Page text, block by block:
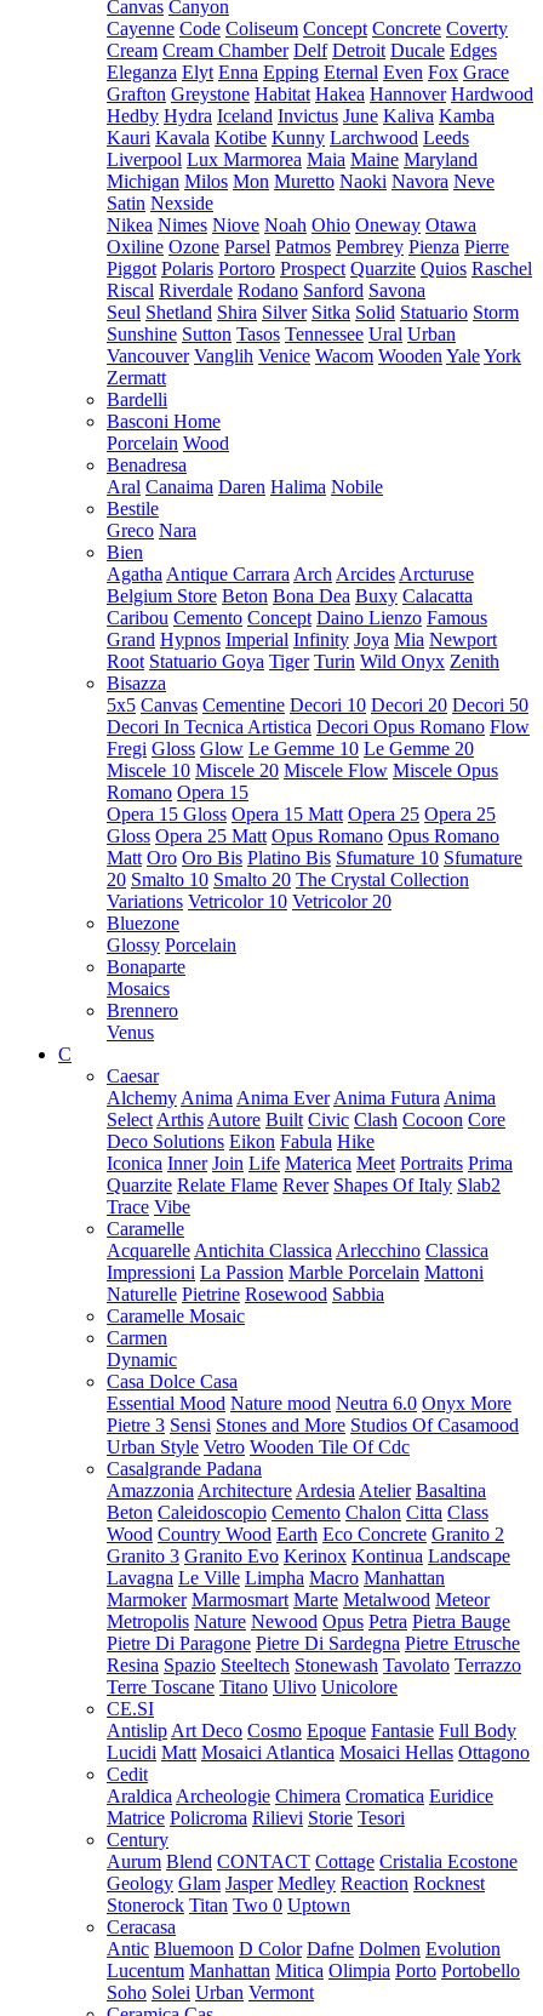
Canvas Canyon
Cayenne Code Coliseum Concept Concrete Coverty
Cream Cream Chamber Delf Detroit Ducale Edges
Eleganza Elyt Enna Epping Eternal Even Fox Grace
Grafton Greystone Habitat Hakea Hannover Hardwood
Hedby Hydra Iceland Invictus June Kaliva Kamba
Kauri Kavala Kotibe Kunny Larchwood Leeds
Liverpool Lux Marmorea Maia Maine Maryland
Michigan Milos Mon Muretto Naoki Navora Neve
Satin Nexside
Nikea Nimes Niove Noah Ohio Oneway Otawa
Oxiline Ozone Parsel Patmos Pembrey Pienza Pierre
Piggot Polaris Portoro Prospect Quarzite Quios Raschel
Riscal Riverdale Rodano Sanford Savona
Seul Shetland Shira Silver Sitka Solid Statuario Storm
Sunshine Sutton Tasos Tennessee Ural Urban
Vancouver Vanglih Venice Wacom Wooden YaleYork
Zermatt
Bardelli
Basconi Home
Porcelain Wood
Benadresa
Aral Canaima Daren Halima Nobile
Bestile
Greco Nara
Bien
Agatha Antique Carrara Arch Arcides Arcturuse
Belgium Store Beton Bona Dea Buxy Calacatta
Caribou Cemento Concept Daino Lienzo Famous
Grand Hypnos Imperial Infinity Joya Mia Newport
Root Statuario Goya Tiger Turin Wild Onyx Zenith
Bisazza
5x5 Canvas Cementine Decori 10 Decori 20 Decori 50
Decori In Tecnica Artistica Decori Opus Romano Flow
Fregi Gloss Glow Le Gemme 10 Le Gemme 20
Miscele 10 Miscele 20 Miscele Flow Miscele Opus
Romano Opera 15
Opera 15 Gloss Opera 15 Matt Opera 25 Opera 25
Gloss Opera 25 Matt Opus Romano Opus Romano
Matt Oro Oro Bis Platino Bis Sfumature 10 Sfumature
20 Smalto 10 Smalto 20 The Crystal Collection
Variations Vetricolor 10 Vetricolor 20
Bluezone
Glossy Porcelain
Bonaparte
Mosaics
Brennero
Venus
C
Caesar
Alchemy Anima Anima Ever Anima Futura Anima
Select Arthis Autore Built Civic Clash Cocoon Core
Deco Solutions Eikon Fabula Hike
Iconica Inner Join Life Materica Meet Portraits Prima
Quarzite Relate Flame Rever Shapes Of Italy Slab2
Trace Vibe
Caramelle
Acquarelle Antichita Classica Arlecchino Classica
Impressioni La Passion Marble Porcelain Mattoni
Naturelle Pietrine Rosewood Sabbia
Caramelle Mosaic
Carmen
Dynamic
Casa Dolce Casa
Essential Mood Nature mood Neutra 6.0 Onyx More
Pietre 3 Sensi Stones and More Studios Of Casamood
Urban Style Vetro Wooden Tile Of Cdc
Casalgrande Padana
Amazzonia Architecture Ardesia Atelier Basaltina
Beton Caleidoscopio Cemento Chalon Citta Class
Wood Country Wood Earth Eco Concrete Granito 2
Granito 3 Granito Evo Kerinox Kontinua Landscape
Lavagna Le Ville Limpha Macro Manhattan
Marmoker Marmosmart Marte Metalwood Meteor
Metropolis Nature Newood Opus Petra Pietra Bauge
Pietre Di Paragone Pietre Di Sardegna Pietre Etrusche
Resina Spazio Steeltech Stonewash Tavolato Terrazzo
Terre Toscane Titano Ulivo Unicolore
CE.SI
Antislip Art Deco Cosmo Epoque Fantasie Full Body
Lucidi Matt Mosaici Atlantica Mosaici Hellas Ottagono
Cedit
Araldica Archeologie Chimera Cromatica Euridice
Matrice Policroma Rilievi Storie Tesori
Century
Aurum Blend CONTACT Cottage Cristalia Ecostone
Geology Glam Jasper Medley Reaction Rocknest
Stonerock Titan Two 0 Uptown
Ceracasa
Antic Bluemoon D Color Dafne Dolmen Evolution
Lucentum Manhattan Mitica Olimpia Porto Portobello
Soho Solei Urban Vermont